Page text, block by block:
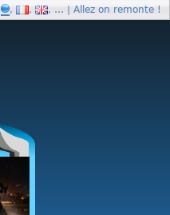
, , , … | Allez on remonte !